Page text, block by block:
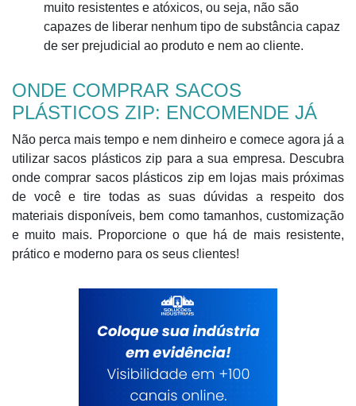
muito resistentes e atóxicos, ou seja, não são
capazes de liberar nenhum tipo de substância capaz
de ser prejudicial ao produto e nem ao cliente.
ONDE COMPRAR SACOS
PLÁSTICOS ZIP: ENCOMENDE JÁ
Não perca mais tempo e nem dinheiro e comece agora já a
utilizar sacos plásticos zip para a sua empresa. Descubra
onde comprar sacos plásticos zip em lojas mais próximas
de você e tire todas as suas dúvidas a respeito dos
materiais disponíveis, bem como tamanhos, customização
e muito mais. Proporcione o que há de mais resistente,
prático e moderno para os seus clientes!